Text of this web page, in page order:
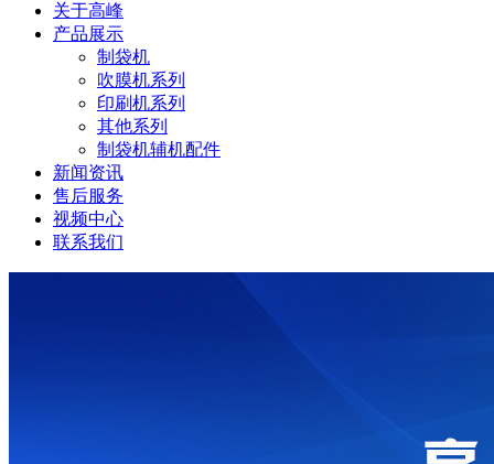
关于高峰
产品展示
制袋机
吹膜机系列
印刷机系列
其他系列
制袋机辅机配件
新闻资讯
售后服务
视频中心
联系我们